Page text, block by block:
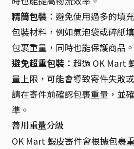
精簡包裝 ：避免使用過多的填
包裝材料，例如氣泡袋或碎紙
包裹重量，同時也能保護商品。
避免超重包裝 ：超過 OK Mart
量上限，可能會導致寄件失敗
請在寄件前確認包裹重量，並
準。
善用重量分級
OK Mart 蝦皮寄件會根據包裹